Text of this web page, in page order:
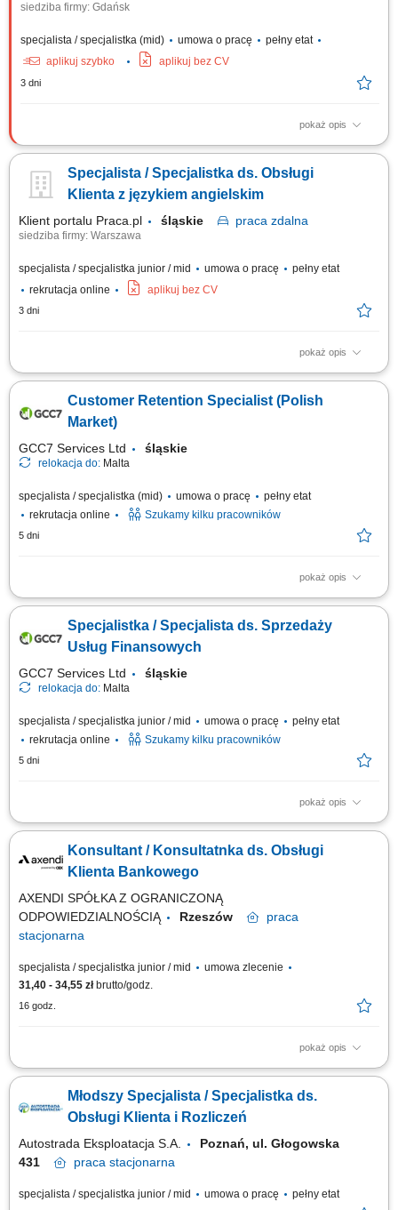
siedziba firmy: Gdańsk
specjalista / specjalistka (mid) umowa o pracę
pełny etat
aplikuj szybko
aplikuj bez CV
3 dni
pokaż opis
What we do We are dedicated to helping the world's leading companies
digital. Cognizant Poland offices are located in Gdańsk, Wrocław, and
Kraków. With the capacity to support various clients, we offer a world of...
Specjalista / Specjalistka ds. Obsługi
Klienta z językiem angielskim
Klient portalu Praca.pl śląskie praca zdalna
siedziba firmy: Warszawa
specjalista / specjalistka junior / mid umowa o pracę
pełny etat
rekrutacja online
aplikuj bez CV
3 dni
pokaż opis
zapewnianie profesjonalnej obsługi klienta w języku angielskim
użytkowników; odpowiadanie na pytania klientów i pomoc w
rozwiązywaniu bieżących problemów; diagnozowanie podstawowych
Customer Retention Specialist (Polish
Market)
GCC7 Services Ltd śląskie
relokacja do: Malta
specjalista / specjalistka (mid) umowa o pracę
pełny etat
rekrutacja online
Szukamy kilku pracowników
5 dni
pokaż opis
Twoje zadania: Prowadzenie rozmów telefonicznych z klientami
edukacją finansową. Budowanie trwałych relacji z klientami i rozwijanie
współpracy z partnerami biznesowymi. Realizacja planów
Specjalistka / Specjalista ds. Sprzedaży
Usług Finansowych
GCC7 Services Ltd śląskie
relokacja do: Malta
specjalista / specjalistka junior / mid umowa o pracę
pełny etat
rekrutacja online
Szukamy kilku pracowników
5 dni
pokaż opis
Zakres obowiązków: Telefoniczny kontakt z klientami zainteresowanymi
edukacji finansowej. Pozyskiwanie nowych klientów oraz rozwijanie
relacji z obecnymi. Współpraca z kluczowymi partnerami biznesowymi.
Konsultant / Konsultatnka ds. Obsługi
Klienta Bankowego
AXENDI SPÓŁKA Z OGRANICZONĄ
ODPOWIEDZIALNOŚCIĄ
Rzeszów
praca
stacjonarna
specjalista / specjalistka junior / mid
umowa zlecenie
31,40 - 34,55 złbrutto/godz.
16 godz.
pokaż opis
Opis stanowiska: telefoniczna, mailowa i chatowa obsługa klientów
lokat, weryfikacja danych oraz aktualizacja informacji w systemach
bankowych, zapewnienie profesjonalnej obsługi zgodnej ze standardami
Młodszy Specjalista / Specjalistka ds.
Obsługi Klienta i Rozliczeń
Autostrada Eksploatacja S.A.
Poznań, ul. Głogowska
431
praca stacjonarna
specjalista / specjalistka junior / mid umowa o pracę pełny etat